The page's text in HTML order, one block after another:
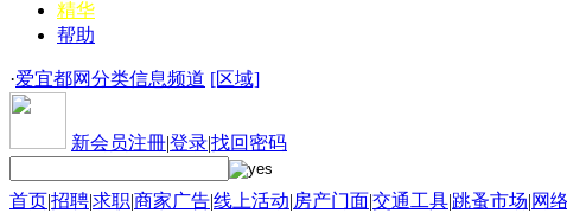
精华
帮助
·爱宜都网分类信息频道 [区域]
新会员注冊|登录|找回密码
首页|招聘|求职|商家广告|线上活动|房产门面|交通工具|跳蚤市场|网